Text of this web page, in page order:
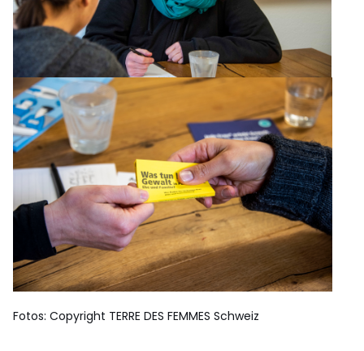
Fotos: Copyright TERRE DES FEMMES Schweiz